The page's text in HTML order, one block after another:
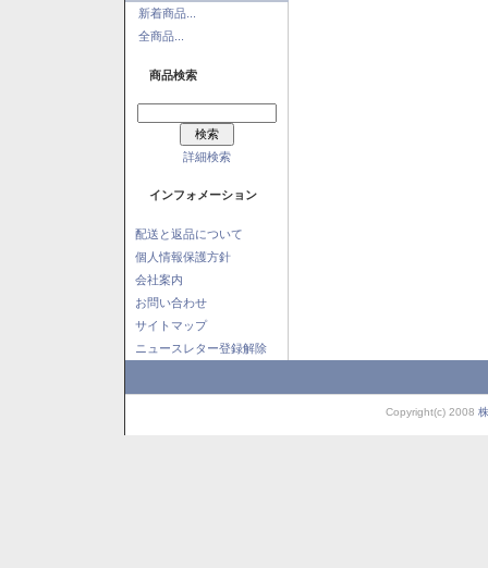
新着商品...
全商品...
商品検索
詳細検索
インフォメーション
配送と返品について
個人情報保護方針
会社案内
お問い合わせ
サイトマップ
ニュースレター登録解除
Copyright(c) 2008